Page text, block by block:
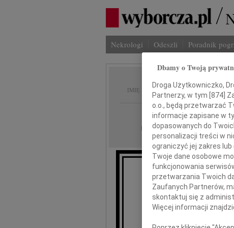
Nekrologi Odeszli Poradnik
IMIĘ I NAZWISKO:
REGION: Lublin
DATA EMISJI: 05.11.2021
Dbamy o Twoją
Droga Użytkowniczko,
Partnerzy, w tym [874]
o.o., będą przetwarzać
informacje zapisane w
dopasowanych do
personalizacji treści w
ograniczyć jej zakres
Twoje dane osobowe
funkcjonowania
przetwarzania Twoich
Zaufanych Partnerów,
skontaktuj się z
Więcej informacji